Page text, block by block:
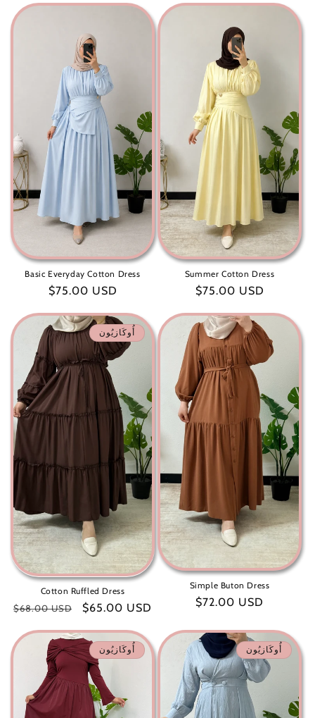
Basic Everyday Cotton Dress
سعر
$75.00 USD
Summer Cotton Dress
سعر
$75.00 USD
أُوكَازيُون
Cotton Ruffled Dress
سعر
$68.00 USD
سعر
$65.00 USD
Simple Buton Dress
سعر
$72.00 USD
أُوكَازيُون أُوكَازيُون